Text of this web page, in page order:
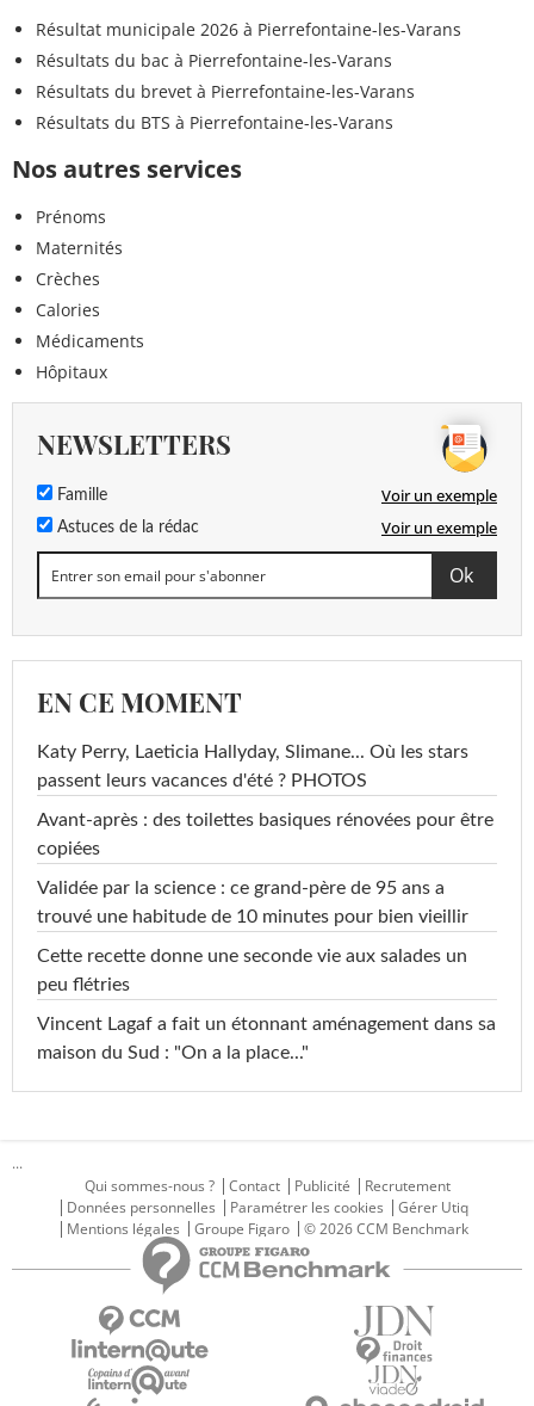
Résultat municipale 2026 à Pierrefontaine-les-Varans
Résultats du bac à Pierrefontaine-les-Varans
Résultats du brevet à Pierrefontaine-les-Varans
Résultats du BTS à Pierrefontaine-les-Varans
Nos autres services
Prénoms
Maternités
Crèches
Calories
Médicaments
Hôpitaux
NEWSLETTERS
Famille Voir un exemple
Astuces de la rédac Voir un exemple
EN CE MOMENT
Katy Perry, Laeticia Hallyday, Slimane... Où les stars
passent leurs vacances d'été ? PHOTOS
Avant-après : des toilettes basiques rénovées pour être
copiées
Validée par la science : ce grand-père de 95 ans a
trouvé une habitude de 10 minutes pour bien vieillir
Cette recette donne une seconde vie aux salades un
peu flétries
Vincent Lagaf a fait un étonnant aménagement dans sa
maison du Sud : "On a la place..."
...
Qui sommes-nous ?
Contact Publicité
Recrutement
Données personnelles
Paramétrer les cookies
Gérer Utiq
Mentions légales
Groupe Figaro © 2026 CCM Benchmark